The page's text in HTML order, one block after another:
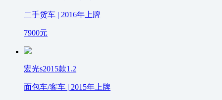
二手货车 | 2016年上牌
7900元
宏光s2015款1.2
面包车/客车 | 2015年上牌